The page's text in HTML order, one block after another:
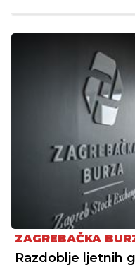
ZAGREBAČKA
Razdoblje ljetnih